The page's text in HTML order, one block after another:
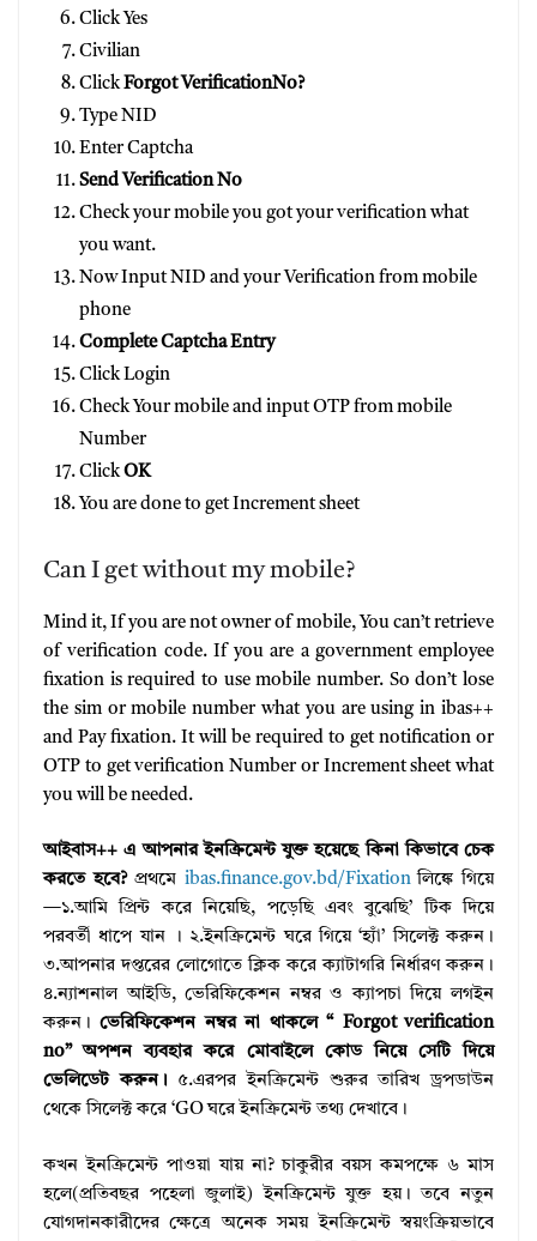
Click Yes
Civilian
ClickForgot VerificationNo?
Type NID
Enter Captcha
Send Verification No
Check your mobile you got your verification what
you want.
Now Input NID and your Verification from mobile
phone
Complete Captcha Entry
Click Login
Check Your mobile and input OTP from mobile
Number
ClickOK
You are done to get Increment sheet
Can I get without my mobile?
Mind it, If you are not owner of mobile, You can’t retrieve
of verification code. If you are a government employee
fixation is required to use mobile number. So don’t lose
the sim or mobile number what you are using in ibas++
and Pay fixation. It will be required to get notification or
OTP to get verification Number or Increment sheet what
you will be needed.
আইবাস++ এ আপনার ইনক্রিমেন্ট যুক্ত হয়েছে কিনা কিভাবে চেক
করতে হবে?প্রথমে ibas.finance.gov.bd/Fixationলিঙ্কে গিয়ে
—১.আমি প্রিন্ট করে নিয়েছি, পড়েছি এবং বুঝেছি’ টিক দিয়ে
পরবর্তী ধাপে যান । ২.ইনক্রিমেন্ট ঘরে গিয়ে ‘হ্যাঁ’ সিলেক্ট করুন।
৩.আপনার দপ্তরের লোগোতে ক্লিক করে ক্যাটাগরি নির্ধারণ করুন।
৪.ন্যাশনাল আইডি, ভেরিফিকেশন নম্বর ও ক্যাপচা দিয়ে লগইন
করুন।ভেরিফিকেশন নম্বর না থাকলে “ Forgot verification
no” অপশন ব্যবহার করে মোবাইলে কোড নিয়ে সেটি দিয়ে
ভেলিডেট করুন। ৫.এরপর ইনক্রিমেন্ট শুরুর তারিখ ড্রপডাউন
থেকে সিলেক্ট করে ‘GO ঘরে ইনক্রিমেন্ট তথ্য দেখাবে।
কখন ইনক্রিমেন্ট পাওয়া যায় না? চাকুরীর বয়স কমপক্ষে ৬ মাস
হলে(প্রতিবছর পহেলা জুলাই) ইনক্রিমেন্ট যুক্ত হয়। তবে নতুন
যোগদানকারীদের ক্ষেত্রে অনেক সময় ইনক্রিমেন্ট স্বয়ংক্রিয়ভাবে